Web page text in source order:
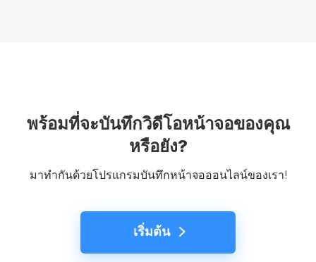
พร้อมที่จะบันทึกวิดีโอหน้าจอของคุณ
หรือยัง?
มาทำกันด้วยโปรแกรมบันทึกหน้าจอออนไลน์ของเรา!
เริ่มต้น